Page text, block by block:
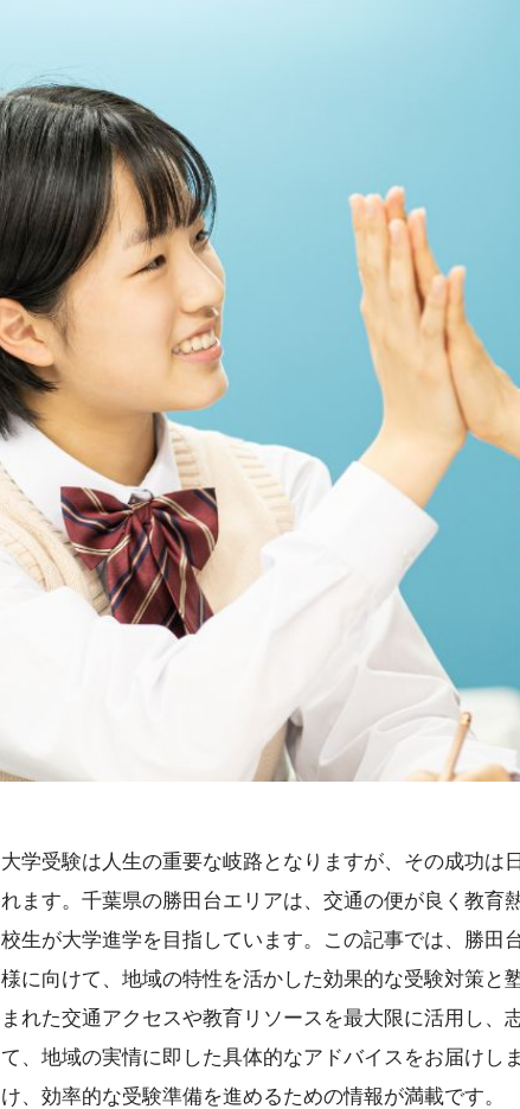
大学受験は人生の重要な岐路となりますが、その成功は
れます。千葉県の勝田台エリアは、交通の便が良く教育
校生が大学進学を目指しています。この記事では、勝田
様に向けて、地域の特性を活かした効果的な受験対策と
まれた交通アクセスや教育リソースを最大限に活用し、
て、地域の実情に即した具体的なアドバイスをお届けし
け、効率的な受験準備を進めるための情報が満載です。